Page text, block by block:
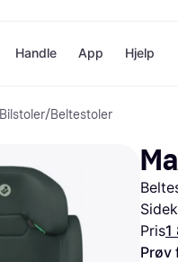
Betal nå
Betal i 3
Betal innen
Finansiering
Handle App Hjelp
Bilstoler/Beltestoler
Pris1
Prøv